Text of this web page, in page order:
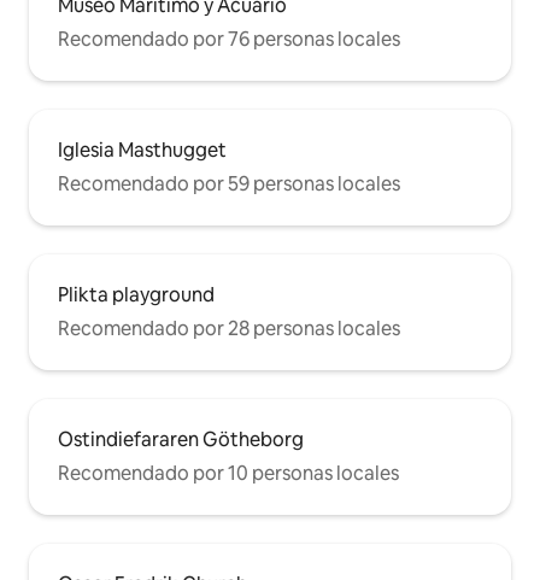
Museo Marítimo y Acuario
Recomendado por 76 personas locales
Iglesia Masthugget
Recomendado por 59 personas locales
Plikta playground
Recomendado por 28 personas locales
Ostindiefararen Götheborg
Recomendado por 10 personas locales